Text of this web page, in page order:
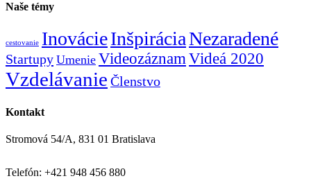
Naše témy
cestovanie InovácieInšpiráciaNezaradené
Startupy Umenie VideozáznamVideá 2020
Vzdelávanie Členstvo
Kontakt
Stromová 54/A, 831 01 Bratislava
Telefón: +421 948 456 880